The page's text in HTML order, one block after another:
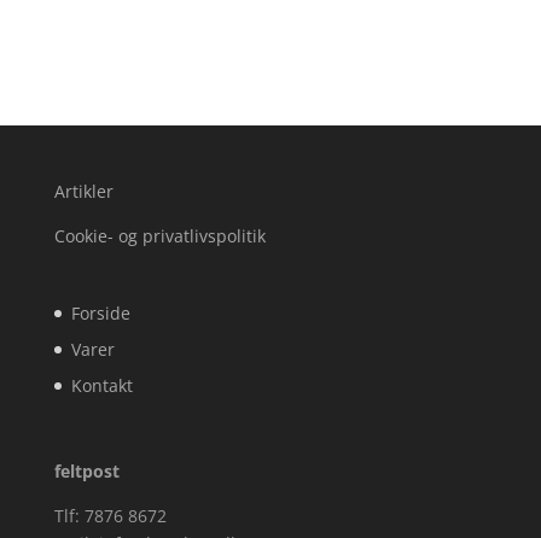
Artikler
Cookie- og privatlivspolitik
Forside
Varer
Kontakt
feltpost
Tlf: 7876 8672